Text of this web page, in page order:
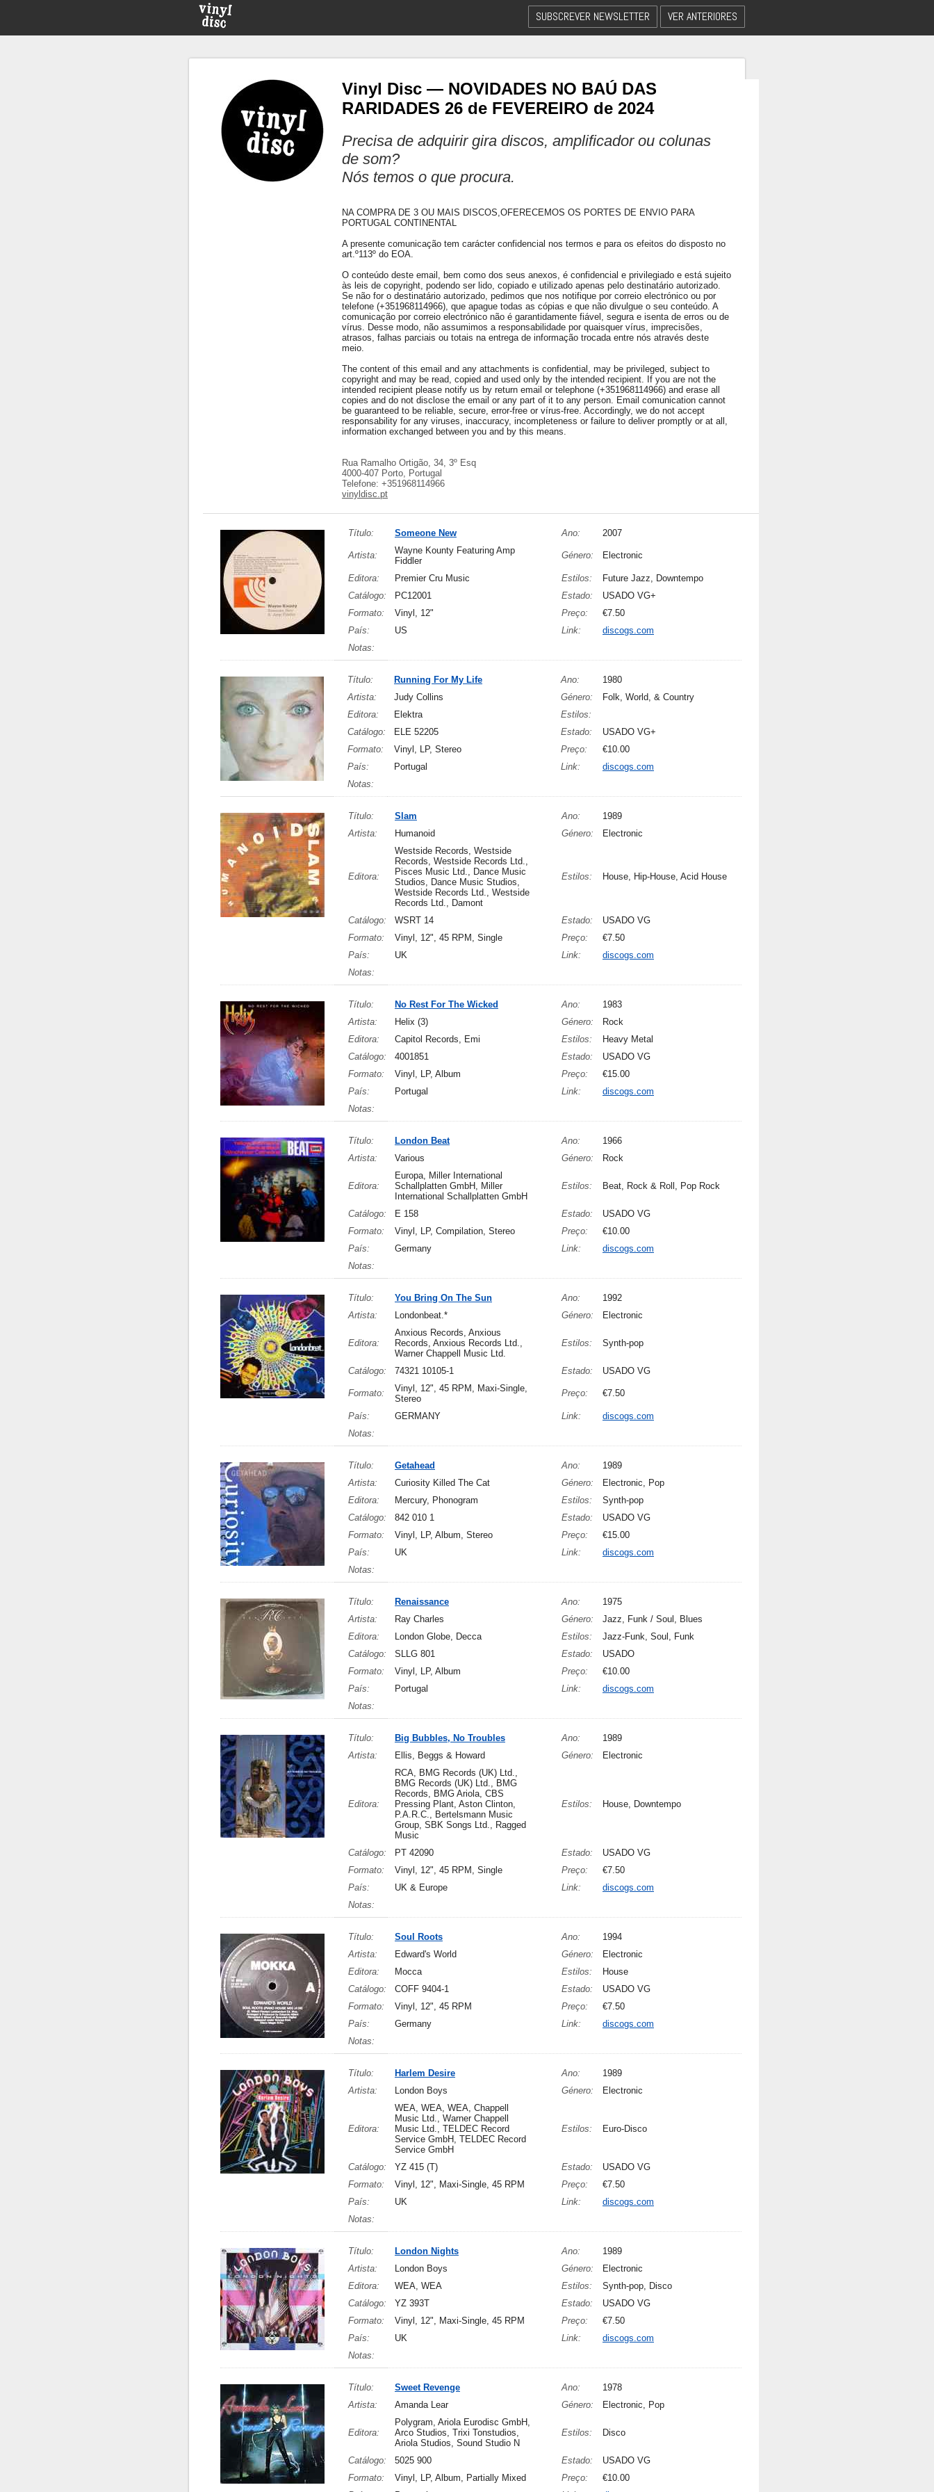
SUBSCREVER NEWSLETTER VER ANTERIORES
Vinyl Disc — NOVIDADES NO BAÚ DAS
RARIDADES 26 de FEVEREIRO de 2024
Precisa de adquirir gira discos, amplificador ou colunas
de som?
Nós temos o que procura.
NA COMPRA DE 3 OU MAIS DISCOS,OFERECEMOS OS PORTES DE ENVIO PARA
PORTUGAL CONTINENTAL
A presente comunicação tem carácter confidencial nos termos e para os efeitos do disposto no
art.º113º do EOA.
O conteúdo deste email, bem como dos seus anexos, é confidencial e privilegiado e está sujeito
às leis de copyright, podendo ser lido, copiado e utilizado apenas pelo destinatário autorizado.
Se não for o destinatário autorizado, pedimos que nos notifique por correio electrónico ou por
telefone (+351968114966), que apague todas as cópias e que não divulgue o seu conteúdo. A
comunicação por correio electrónico não é garantidamente fiável, segura e isenta de erros ou de
vírus. Desse modo, não assumimos a responsabilidade por quaisquer vírus, imprecisões,
atrasos, falhas parciais ou totais na entrega de informação trocada entre nós através deste
meio.
The content of this email and any attachments is confidential, may be privileged, subject to
copyright and may be read, copied and used only by the intended recipient. If you are not the
intended recipient please notify us by return email or telephone (+351968114966) and erase all
copies and do not disclose the email or any part of it to any person. Email comunication cannot
be guaranteed to be reliable, secure, error-free or vírus-free. Accordingly, we do not accept
responsability for any viruses, inaccuracy, incompleteness or failure to deliver promptly or at all,
information exchanged between you and by this means.
Rua Ramalho Ortigão, 34, 3º Esq
4000-407 Porto, Portugal
Telefone: +351968114966
vinyldisc.pt
Título: Someone New Ano: 2007
Artista:
Wayne Kounty Featuring Amp
Fiddler
Género: Electronic
Editora: Premier Cru Music Estilos:
Future Jazz, Downtempo
Catálogo:
PC12001 Estado:
USADO VG+
Formato:
Vinyl, 12" Preço:
€7.50
País:
US Link:
discogs.com
Notas:
Título: Running For My Life Ano:
1980
Artista:
Judy Collins Género:
Folk, World, & Country
Editora:
Elektra
Estilos:
Catálogo:
ELE 52205 Estado:
USADO VG+
Formato:
Vinyl, LP, Stereo Preço:
€10.00
País:
Portugal Link:
discogs.com
Notas:
Título: Slam Ano:
1989
Artista:
Humanoid Género: Electronic
Editora:
Westside Records, Westside
Records, Westside Records Ltd.,
Pisces Music Ltd., Dance Music
Studios, Dance Music Studios,
Westside Records Ltd., Westside
Records Ltd., Damont
Estilos: House, Hip-House, Acid House
Catálogo: WSRT 14 Estado:
USADO VG
Formato:
Vinyl, 12", 45 RPM, Single Preço:
€7.50
País:
UK Link:
discogs.com
Notas:
Título: No Rest For The Wicked Ano:
1983
Artista:
Helix (3) Género:
Rock
Editora:
Capitol Records, Emi Estilos:
Heavy Metal
Catálogo:
4001851 Estado:
USADO VG
Formato:
Vinyl, LP, Album Preço:
€15.00
País:
Portugal Link:
discogs.com
Notas:
Título: London Beat Ano:
1966
Artista:
Various Género: Rock
Editora:
Europa, Miller International
Schallplatten GmbH, Miller
International Schallplatten GmbH
Estilos: Beat, Rock & Roll, Pop Rock
Catálogo: E 158 Estado:
USADO VG
Formato:
Vinyl, LP, Compilation, Stereo Preço:
€10.00
País:
Germany Link:
discogs.com
Notas:
Título: You Bring On The Sun Ano:
1992
Artista:
Londonbeat.* Género: Electronic
Editora:
Anxious Records, Anxious
Records, Anxious Records Ltd.,
Warner Chappell Music Ltd.
Estilos: Synth-pop
Catálogo: 74321 10105-1 Estado: USADO VG
Formato:
Vinyl, 12", 45 RPM, Maxi-Single,
Stereo
Preço: €7.50
País: GERMANY Link:
discogs.com
Notas:
Título: Getahead Ano:
1989
Artista:
Curiosity Killed The Cat Género:
Electronic, Pop
Editora:
Mercury, Phonogram Estilos:
Synth-pop
Catálogo:
842 010 1 Estado:
USADO VG
Formato:
Vinyl, LP, Album, Stereo Preço:
€15.00
País:
UK Link:
discogs.com
Notas:
Título: Renaissance Ano:
1975
Artista:
Ray Charles Género:
Jazz, Funk / Soul, Blues
Editora:
London Globe, Decca Estilos:
Jazz-Funk, Soul, Funk
Catálogo:
SLLG 801 Estado:
USADO
Formato:
Vinyl, LP, Album Preço:
€10.00
País:
Portugal Link:
discogs.com
Notas:
Título: Big Bubbles, No Troubles Ano:
1989
Artista:
Ellis, Beggs & Howard Género: Electronic
Editora:
RCA, BMG Records (UK) Ltd.,
BMG Records (UK) Ltd., BMG
Records, BMG Ariola, CBS
Pressing Plant, Aston Clinton,
P.A.R.C., Bertelsmann Music
Group, SBK Songs Ltd., Ragged
Music
Estilos: House, Downtempo
Catálogo: PT 42090 Estado:
USADO VG
Formato:
Vinyl, 12", 45 RPM, Single Preço:
€7.50
País:
UK & Europe Link:
discogs.com
Notas:
Título: Soul Roots Ano:
1994
Artista:
Edward's World Género:
Electronic
Editora:
Mocca Estilos:
House
Catálogo:
COFF 9404-1 Estado:
USADO VG
Formato:
Vinyl, 12", 45 RPM Preço:
€7.50
País:
Germany Link:
discogs.com
Notas:
Título: Harlem Desire Ano:
1989
Artista:
London Boys Género: Electronic
Editora:
WEA, WEA, WEA, Chappell
Music Ltd., Warner Chappell
Music Ltd., TELDEC Record
Service GmbH, TELDEC Record
Service GmbH
Estilos: Euro-Disco
Catálogo: YZ 415 (T) Estado:
USADO VG
Formato:
Vinyl, 12", Maxi-Single, 45 RPM Preço:
€7.50
País:
UK Link:
discogs.com
Notas:
Título: London Nights Ano:
1989
Artista:
London Boys Género:
Electronic
Editora:
WEA, WEA Estilos:
Synth-pop, Disco
Catálogo:
YZ 393T Estado:
USADO VG
Formato:
Vinyl, 12", Maxi-Single, 45 RPM Preço:
€7.50
País:
UK Link:
discogs.com
Notas:
Título: Sweet Revenge Ano:
1978
Artista:
Amanda Lear Género: Electronic, Pop
Editora:
Polygram, Ariola Eurodisc GmbH,
Arco Studios, Trixi Tonstudios,
Ariola Studios, Sound Studio N
Estilos: Disco
Catálogo: 5025 900 Estado:
USADO VG
Formato:
Vinyl, LP, Album, Partially Mixed Preço:
€10.00